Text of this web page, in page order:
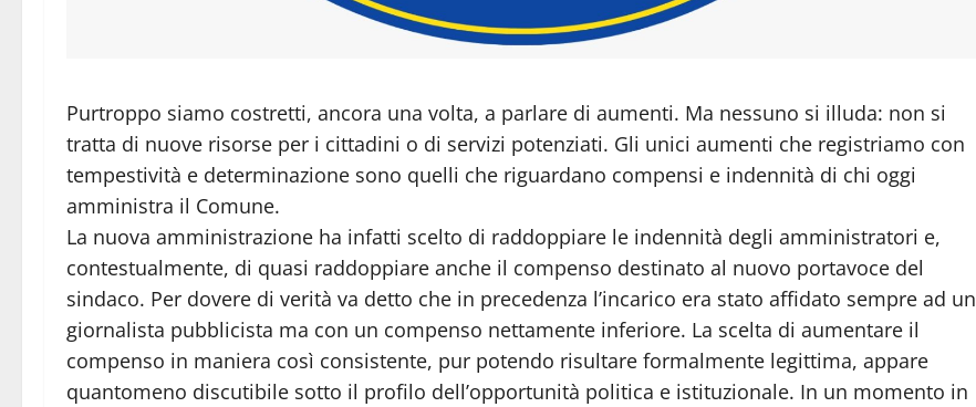
Purtroppo siamo costretti, ancora una volta, a parlare di aumenti. Ma nessuno si illuda: non si
tratta di nuove risorse per i cittadini o di servizi potenziati. Gli unici aumenti che registriamo con
tempestività e determinazione sono quelli che riguardano compensi e indennità di chi oggi
amministra il Comune.
La nuova amministrazione ha infatti scelto di raddoppiare le indennità degli amministratori e,
contestualmente, di quasi raddoppiare anche il compenso destinato al nuovo portavoce del
sindaco. Per dovere di verità va detto che in precedenza l’incarico era stato affidato sempre ad un
giornalista pubblicista ma con un compenso nettamente inferiore. La scelta di aumentare il
compenso in maniera così consistente, pur potendo risultare formalmente legittima, appare
quantomeno discutibile sotto il profilo dell’opportunità politica e istituzionale. In un momento in